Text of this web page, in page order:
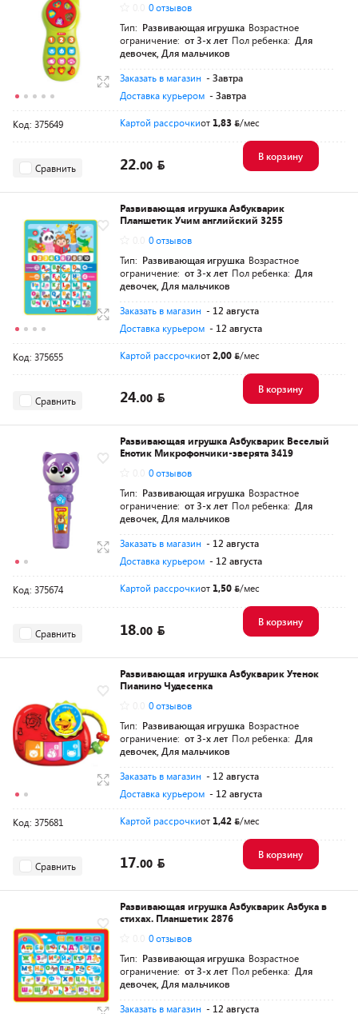
0 отзывов
Тип: Развивающая игрушка Возрастное
ограничение: от 3-х лет Пол ребенка: Для
девочек, Для мальчиков
Заказать в магазин - Завтра
Доставка курьером - Завтра
Код: 375649 Картой рассрочкиот 1,83 /мес
Сравнить 22.00
В корзину
Развивающая игрушка Азбукварик
Планшетик Учим английский 3255
0 отзывов
Тип: Развивающая игрушка Возрастное
ограничение: от 3-х лет Пол ребенка: Для
девочек, Для мальчиков
Заказать в магазин - 12 августа
Доставка курьером - 12 августа
Код: 375655 Картой рассрочкиот2,00 /мес
Сравнить 24.00
В корзину
Развивающая игрушка Азбукварик Веселый
Енотик Микрофончики-зверята 3419
0 отзывов
Тип: Развивающая игрушка Возрастное
ограничение: от 3-х лет Пол ребенка: Для
девочек, Для мальчиков
Заказать в магазин - 12 августа
Доставка курьером - 12 августа
Код: 375674 Картой рассрочкиот 1,50 /мес
Сравнить 18.00
В корзину
Развивающая игрушка Азбукварик Утенок
Пианино Чудесенка
0 отзывов
Тип: Развивающая игрушка Возрастное
ограничение: от 3-х лет Пол ребенка: Для
девочек, Для мальчиков
Заказать в магазин - 12 августа
Доставка курьером - 12 августа
Код: 375681 Картой рассрочкиот 1,42 /мес
Сравнить 17.00
В корзину
Развивающая игрушка Азбукварик Азбука в
стихах. Планшетик 2876
0 отзывов
Тип: Развивающая игрушка Возрастное
ограничение: от 3-х лет Пол ребенка: Для
девочек, Для мальчиков
Заказать в магазин - 12 августа